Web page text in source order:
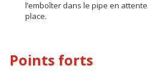
l’emboîter dans le pipe en
place.
Points forts